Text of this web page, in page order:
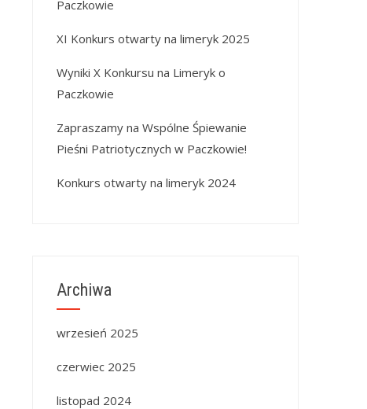
Paczkowie
XI Konkurs otwarty na limeryk 2025
Wyniki X Konkursu na Limeryk o
Paczkowie
Zapraszamy na Wspólne Śpiewanie
Pieśni Patriotycznych w Paczkowie!
Konkurs otwarty na limeryk 2024
Archiwa
wrzesień 2025
czerwiec 2025
listopad 2024